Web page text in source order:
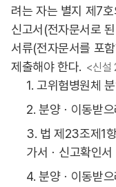
려는 자는 별지 제7
신고서(전자문서로
서류(전자문서를 포
제출해야 한다. <신설
1. 고위험병원체
2. 분양ㆍ이동받
3. 법 제23조제1
가서ㆍ신고확인
4. 분양ㆍ이동받